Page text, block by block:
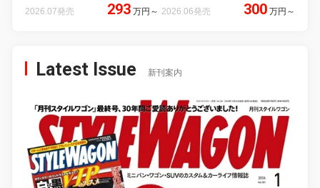
2026.07発売 293 万円 ～ 2026.06発売 300 万円 ～
Latest Issue 新刊案内